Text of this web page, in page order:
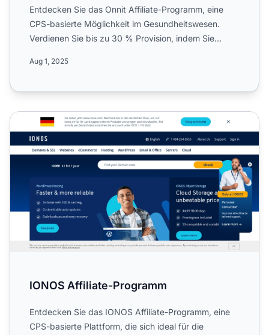
Entdecken Sie das Onnit Affiliate-Programm, eine
CPS-basierte Möglichkeit im Gesundheitswesen.
Verdienen Sie bis zu 30 % Provision, indem Sie
Aug 1, 2025
IONOS Affiliate-Programm
IONOS Affiliate-Programm
Entdecken Sie das IONOS Affiliate-Programm, eine
CPS-basierte Plattform, die sich ideal für die